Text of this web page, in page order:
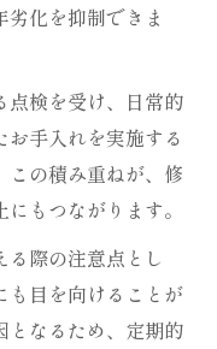
化を抑制できま
点検を受け、日常的
手入れを実施する
この積み重ねが、修
もつながります。
際の注意点とし
も目を向けることが
となるため、定期的